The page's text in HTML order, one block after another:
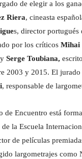
de elegir a los
Riera, cineasta
s, director portugués
por los críticos Mihai
Serge Toubiana,
2003 y 2015. El
, responsable de
de Encuentro está
la Escuela
de películas
largometrajes como